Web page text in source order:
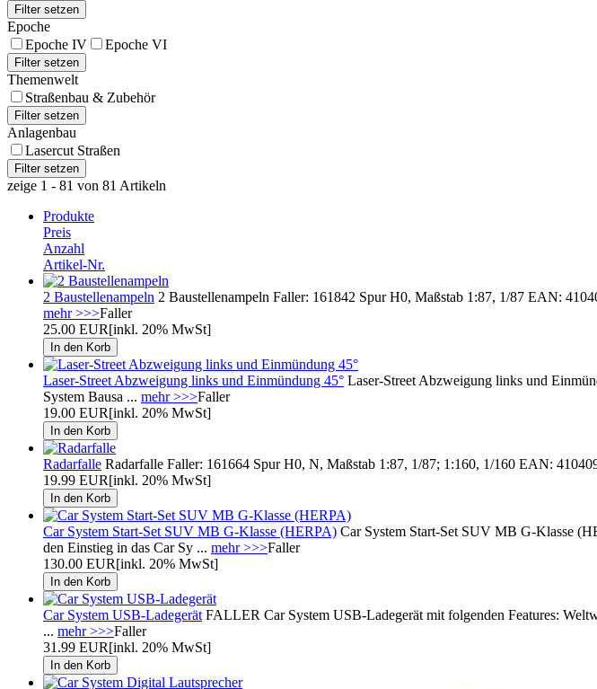
Epoche
Epoche IV
Epoche VI
Themenwelt
Straßenbau & Zubehör
Anlagenbau
Lasercut Straßen
zeige 1 - 81 von 81 Artikeln
Produkte
Preis
Anzahl
Artikel-Nr.
2 Baustellenampeln 2 Baustellenampeln Faller: 161842 Spur H0, Maßstab 1:87, 1/87 EAN:
mehr >>>Faller
25.00 EUR[inkl. 20% MwSt]
Laser-Street Abzweigung links und Einmündung 45° Laser-Street Abzweigung links und
System Bausa ... mehr >>>Faller
19.00 EUR[inkl. 20% MwSt]
Radarfalle Radarfalle Faller: 161664 Spur H0, N, Maßstab 1:87, 1/87; 1:160, 1/160 EAN:
19.99 EUR[inkl. 20% MwSt]
Car System Start-Set SUV MB G-Klasse (HERPA) Car System Start-Set SUV MB G-Klasse
den Einstieg in das Car Sy ... mehr >>>Faller
130.00 EUR[inkl. 20% MwSt]
Car System USB-Ladegerät FALLER Car System USB-Ladegerät mit folgenden Features:
... mehr >>>Faller
31.99 EUR[inkl. 20% MwSt]